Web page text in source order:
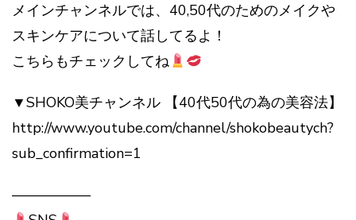
メインチャンネルでは、40,50代のためのメイクや
スキンケアについて話してるよ！
こちらもチェックしてね
▼SHOKO美チャンネル 【40代50代の為の美容法】
http://www.youtube.com/channel/shokobeautych?
sub_confirmation=1
—————–